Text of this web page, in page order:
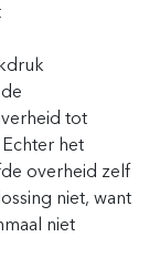
tot
het
overheid zelf
niet, want
niet